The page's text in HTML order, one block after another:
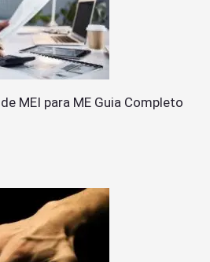
MEI para ME Guia Completo